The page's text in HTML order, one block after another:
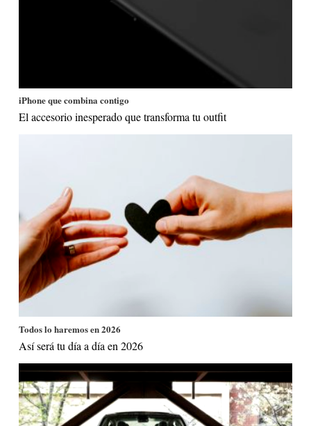
iPhone que combina contigo
El accesorio inesperado que transforma tu outfit
Todos lo haremos en 2026
Así será tu día a día en 2026